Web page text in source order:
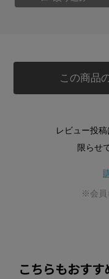
この商品
レビュー投
限らせ
※会員
こちらもおすす